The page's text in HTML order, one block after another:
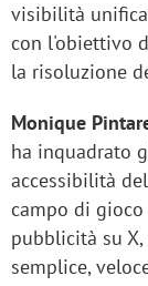
visibilità
con l'obiettivo
la risoluzione
Monique
ha inquadrato
accessibilità
campo di
pubblicità su
semplice,